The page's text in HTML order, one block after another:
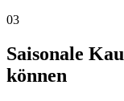
03
Saisonale
können